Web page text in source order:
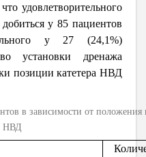
удовлетворительного
у 85 пациентов
у 27 (24,1%)
установки дренажа
позиции катетера НВД
в зависимости от положения
НВД